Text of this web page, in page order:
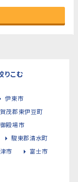
りこむ
伊東市
賀茂郡東伊豆町
御殿場市
駿東郡清水町
市
富士市